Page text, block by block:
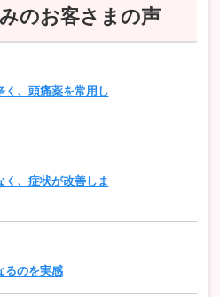
のお客さまの声
く、頭痛薬を常用し
く、症状が改善しま
るのを実感